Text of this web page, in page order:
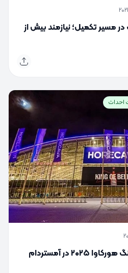
مسیر تکمیل؛ نیازمند بیش از
نمایشگاه بین‌المللی کترینگ هورکاوا ۲۰۲۵ در آمستردام